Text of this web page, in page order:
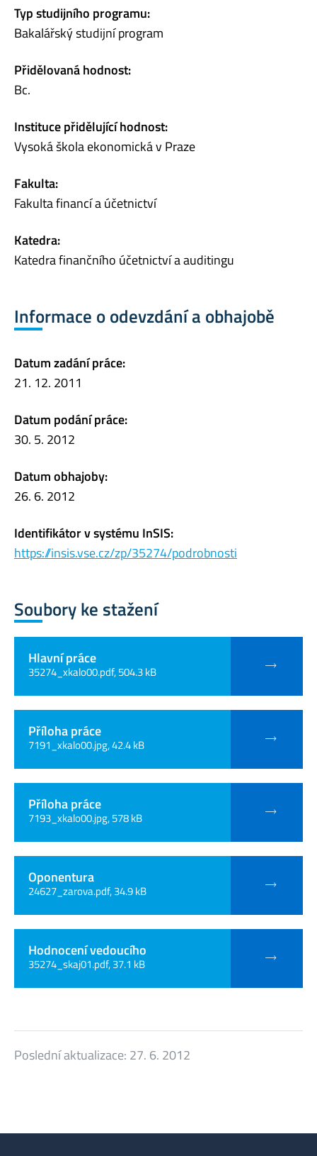
Typ studijního programu:
Bakalářský studijní program
Přidělovaná hodnost:
Bc.
Instituce přidělující hodnost:
Vysoká škola ekonomická v Praze
Fakulta:
Fakulta financí a účetnictví
Katedra:
Katedra finančního účetnictví a auditingu
Informace o odevzdání a obhajobě
Datum zadání práce:
21. 12. 2011
Datum podání práce:
30. 5. 2012
Datum obhajoby:
26. 6. 2012
Identifikátor v systému InSIS:
https://insis.vse.cz/zp/35274/podrobnosti
Soubory ke stažení
Hlavní práce
35274_xkalo00.pdf, 504.3 kB
Příloha práce
7191_xkalo00.jpg, 42.4 kB
Příloha práce
7193_xkalo00.jpg, 578 kB
Oponentura
24627_zarova.pdf, 34.9 kB
Hodnocení vedoucího
35274_skaj01.pdf, 37.1 kB
Poslední aktualizace: 27. 6. 2012